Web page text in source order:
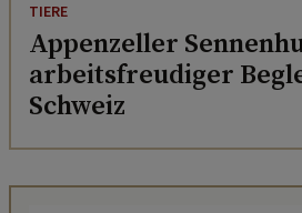
TIERE
Appenzeller
arbeitsfreudiger
Schweiz